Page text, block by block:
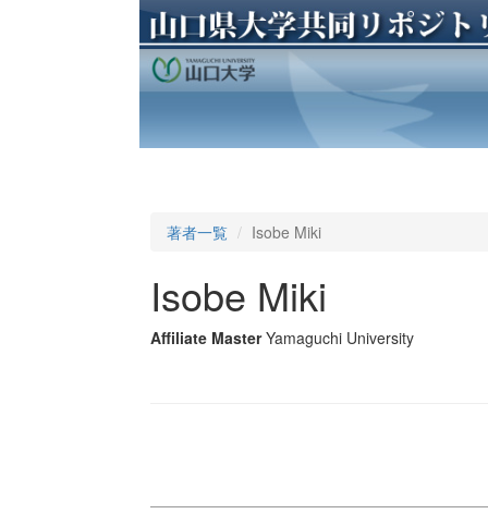
著者一覧 Isobe Miki
Isobe Miki
Affiliate Master Yamaguchi University